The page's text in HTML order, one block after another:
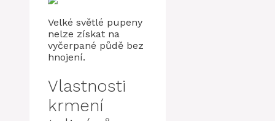
Velké světlé pupeny
nelze získat na
vyčerpané půdě bez
hnojení.
Vlastnosti
krmení